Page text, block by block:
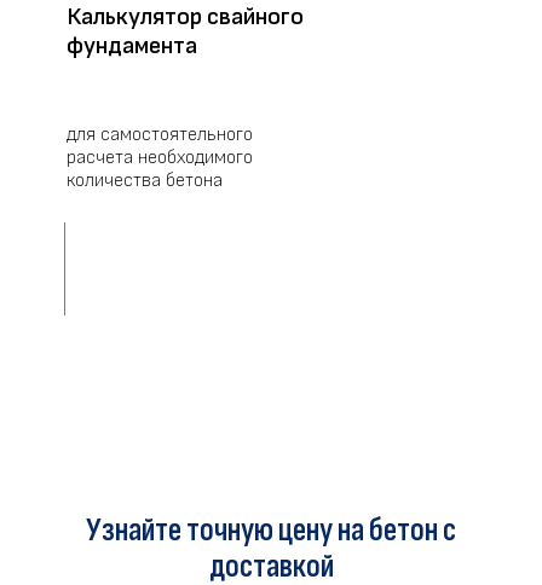
Калькулятор свайного
фундамента
для самостоятельного
расчета необходимого
количества бетона
Узнайте точную цену на бетон с
доставкой